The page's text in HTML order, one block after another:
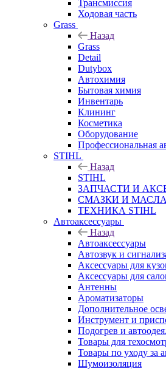
Трансмиссия
Ходовая часть
Grass
Назад
Grass
Detail
Dutybox
Автохимия
Бытовая химия
Инвентарь
Клининг
Косметика
Оборудование
Профессиональная
STIHL
Назад
STIHL
ЗАПЧАСТИ И
СМАЗКИ И МАСЛА
ТЕХНИКА STIHL
Автоаксессуары
Назад
Автоаксессуары
Автозвук и
Аксессуары для
Аксессуары для
Антенны
Ароматизаторы
Дополнительное
Инструмент и
Подогрев и
Товары для
Товары по уходу за
Шумоизоляция